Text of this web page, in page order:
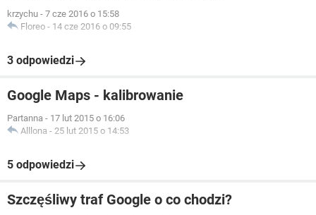
krzychu - 7 cze 2016 o 15:58
Floreo - 14 cze 2016 o 09:55
3 odpowiedzi
Google Maps - kalibrowanie
Partanna - 17 lut 2015 o 16:06
Alllona - 25 lut 2015 o 14:53
5 odpowiedzi
Szczęśliwy traf Google o co chodzi?